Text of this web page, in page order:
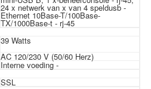
24 x netwerk van x van 4 speldusb -
Ethernet 10Base-T/100Base-
TX/1000Base-t - rj-45
39 Watts
AC 120/230 V (50/60 Herz)
Interne voeding -
SSL